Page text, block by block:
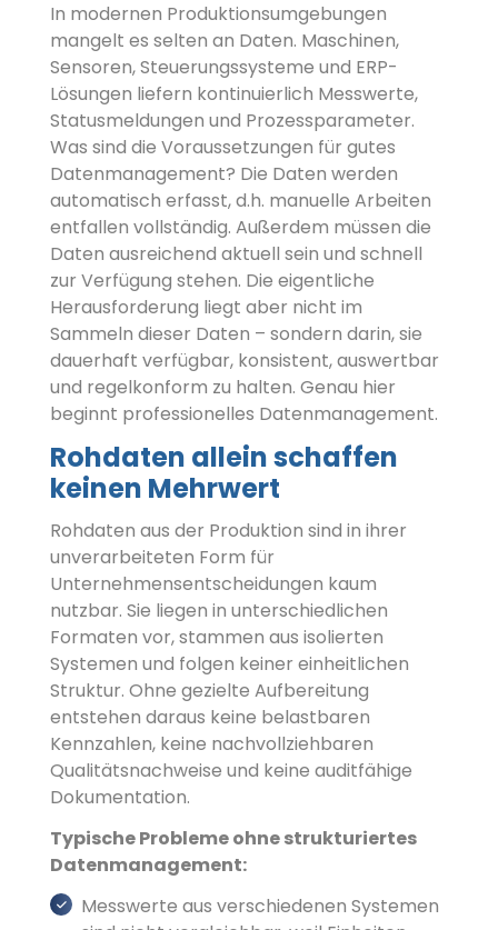
In modernen Produktionsumgebungen
mangelt es selten an Daten. Maschinen,
Sensoren, Steuerungssysteme und ERP-
Lösungen liefern kontinuierlich Messwerte,
Statusmeldungen und Prozessparameter.
Was sind die Voraussetzungen für gutes
Datenmanagement? Die Daten werden
automatisch erfasst, d.h. manuelle Arbeiten
entfallen vollständig. Außerdem müssen die
Daten ausreichend aktuell sein und schnell
zur Verfügung stehen. Die eigentliche
Herausforderung liegt aber nicht im
Sammeln dieser Daten – sondern darin, sie
dauerhaft verfügbar, konsistent, auswertbar
und regelkonform zu halten. Genau hier
beginnt professionelles Datenmanagement.
Rohdaten allein schaffen
keinen Mehrwert
Rohdaten aus der Produktion sind in ihrer
unverarbeiteten Form für
Unternehmensentscheidungen kaum
nutzbar. Sie liegen in unterschiedlichen
Formaten vor, stammen aus isolierten
Systemen und folgen keiner einheitlichen
Struktur. Ohne gezielte Aufbereitung
entstehen daraus keine belastbaren
Kennzahlen, keine nachvollziehbaren
Qualitätsnachweise und keine auditfähige
Dokumentation.
Typische Probleme ohne strukturiertes
Datenmanagement:
Messwerte aus verschiedenen Systemen